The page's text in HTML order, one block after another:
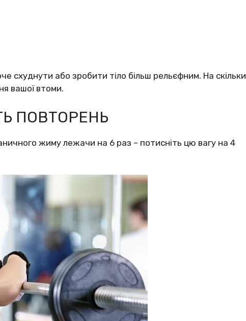
схуднути або зробити тіло більш рельєфним. На скільки
вашої втоми.
ПОВТОРЕНЬ
жиму лежачи на 6 раз – потисніть цю вагу на 4